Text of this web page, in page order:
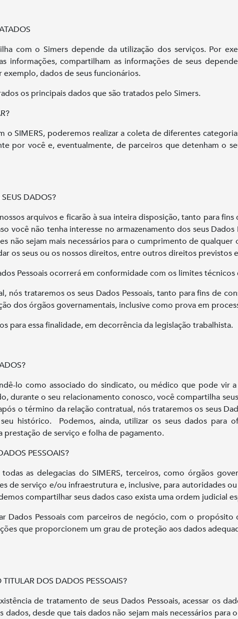
com o Simers depende da utilização dos serviços. Por
informações, compartilham as informações de seus
dados de seus funcionários.
os principais dados que são tratados pelo Simers.
SIMERS, poderemos realizar a coleta de diferentes
por você e, eventualmente, de parceiros que detenham o
DADOS?
arquivos e ficarão à sua inteira disposição, tanto para
você não tenha interesse no armazenamento dos seus
não sejam mais necessários para o cumprimento de
os seus ou os nossos direitos, entre outros direitos previstos
Pessoais ocorrerá em conformidade com os limites técnicos
nós trataremos os seus Dados Pessoais, tanto para fins de
dos órgãos governamentais, inclusive como prova em
para essa finalidade, em decorrência da legislação trabalhista.
lo como associado do sindicato, ou médico que pode vir
durante o seu relacionamento conosco, você compartilha
o término da relação contratual, nós trataremos os seus
histórico. Podemos, ainda, utilizar os seus dados para
prestação de serviço e folha de pagamento.
PESSOAIS?
as delegacias do SIMERS, terceiros, como órgãos
de serviço e/ou infraestrutura e, inclusive, para autoridades
compartilhar seus dados caso exista uma ordem judicial
Dados Pessoais com parceiros de negócio, com o propósito
que proporcionem um grau de proteção aos dados
DOS DADOS PESSOAIS?
de tratamento de seus Dados Pessoais, acessar os
dados, desde que tais dados não sejam mais necessários